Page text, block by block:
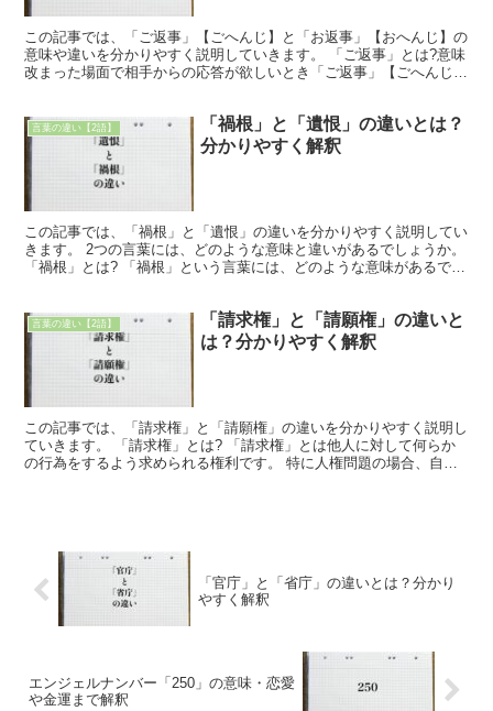
この記事では、「ご返事」【ごへんじ】と「お返事」【おへんじ】の
意味や違いを分かりやすく説明していきます。 「ご返事」とは?意味
改まった場面で相手からの応答が欲しいとき「ご返事」【ごへんじ】
言葉の違い【2語】
「禍根」と「遺恨」の違いとは？
分かりやすく解釈
この記事では、「禍根」と「遺恨」の違いを分かりやすく説明してい
きます。 2つの言葉には、どのような意味と違いがあるでしょうか。
「禍根」とは? 「禍根」という言葉には、どのような意味があるでし
言葉の違い【2語】
「請求権」と「請願権」の違いと
は？分かりやすく解釈
この記事では、「請求権」と「請願権」の違いを分かりやすく説明し
ていきます。 「請求権」とは? 「請求権」とは他人に対して何らか
の行為をするよう求められる権利です。 特に人権問題の場合、自分
「官庁」と「省庁」の違いとは？分かり
やすく解釈
エンジェルナンバー「250」の意味・恋愛
や金運まで解釈